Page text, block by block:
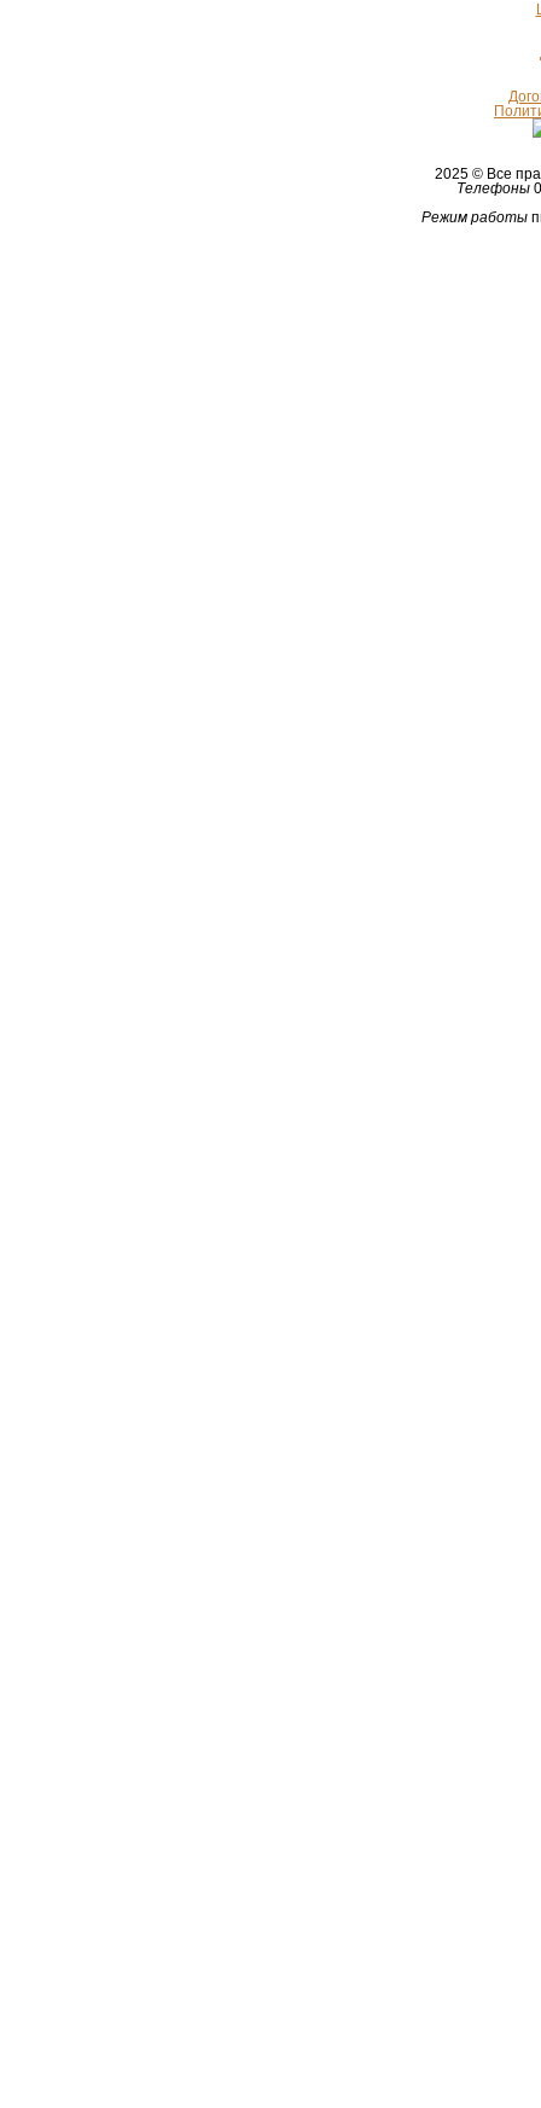
2025 © Все
Телефоны
Режим работы